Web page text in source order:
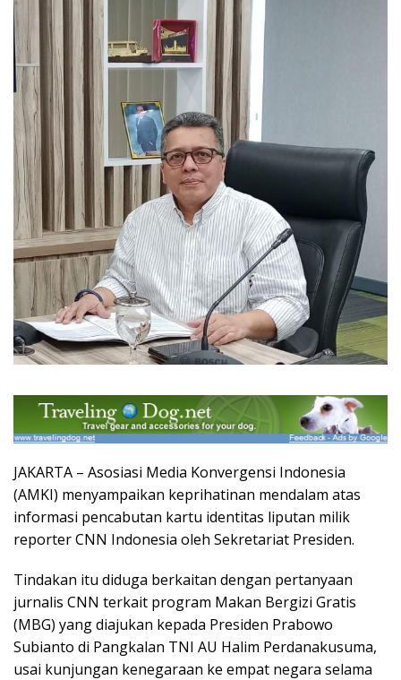
JAKARTA – Asosiasi Media Konvergensi Indonesia
(AMKI) menyampaikan keprihatinan mendalam atas
informasi pencabutan kartu identitas liputan milik
reporter CNN Indonesia oleh Sekretariat Presiden.
Tindakan itu diduga berkaitan dengan pertanyaan
jurnalis CNN terkait program Makan Bergizi Gratis
(MBG) yang diajukan kepada Presiden Prabowo
Subianto di Pangkalan TNI AU Halim Perdanakusuma,
usai kunjungan kenegaraan ke empat negara selama